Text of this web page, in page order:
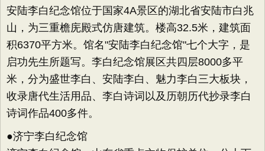
安陆李白纪念馆位于国家4A景区的湖北省安陆市白兆
山，为三重檐庑殿式仿唐建筑。楼高32.5米，建筑面
积6370平方米。馆名"安陆李白纪念馆"七个大字，是
启功先生所题写。李白纪念馆展区共四层8000多平
米，分为盛世李白、安陆李白、魅力李白三大板块，
收录唐代生活用品、李白诗词以及历朝历代抄录李白
诗词作品400多件。
●济宁李白纪念馆